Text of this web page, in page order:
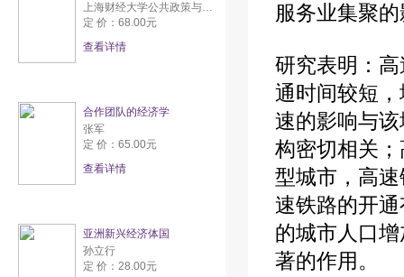
上海财经大学公共政策与研究中心
定 价：68.00元
查看详情
合作团队的经济学
张军
定 价：65.00元
查看详情
亚洲新兴经济体国
孙立行
定 价：28.00元
服务业集聚
研究表明：
通时间较短
速的影响与
构密切相关
型城市，高
速铁路的开
的城市人口
著的作用。